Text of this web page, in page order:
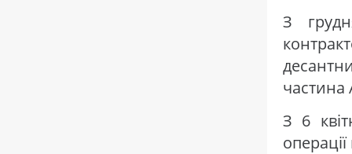
З
частина
З 6